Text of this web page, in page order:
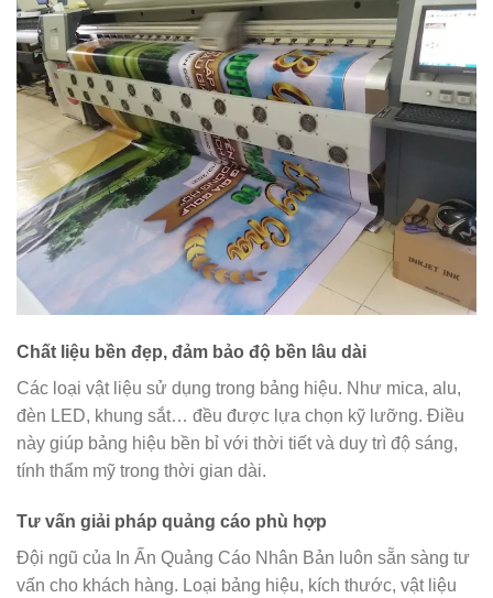
Chất liệu bền đẹp, đảm bảo độ bền lâu dài
Các loại vật liệu sử dụng trong bảng hiệu. Như mica, alu,
đèn LED, khung sắt… đều được lựa chọn kỹ lưỡng. Điều
này giúp bảng hiệu bền bỉ với thời tiết và duy trì độ sáng,
tính thẩm mỹ trong thời gian dài.
Tư vấn giải pháp quảng cáo phù hợp
Đội ngũ của In Ấn Quảng Cáo Nhân Bản luôn sẵn sàng tư
vấn cho khách hàng. Loại bảng hiệu, kích thước, vật liệu